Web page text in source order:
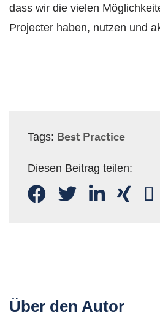
dass wir die vielen
Projecter haben, nutzen und
Tags: Best Practice
Diesen Beitrag teilen:
Über den Autor